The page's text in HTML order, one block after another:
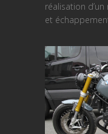
réalisation
et